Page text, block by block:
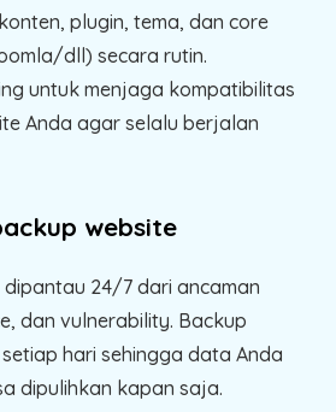
plugin, tema, dan core
dll) secara rutin.
untuk menjaga kompatibilitas
Anda agar selalu berjalan
website
24/7 dari ancaman
dan vulnerability. Backup
hari sehingga data Anda
dipulihkan kapan saja.